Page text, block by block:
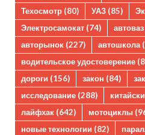
Техосмотр (80) УАЗ (85)
Электросамокат (74) автоваз
авторынок (227) автошкола
водительское удостоверение
дороги (156) закон (84)
исследование (288)
лайфхак (642) мотоциклы
новые технологии (82)